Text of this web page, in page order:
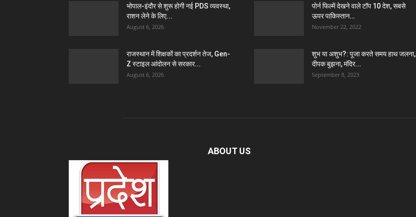
भोपाल-इंदौर से शुरू होगी नई PDS व्यवस्था,
राशन लेने के लिए...
August 6, 2026
राजस्थान में शिक्षकों का प्रदर्शन तेज, Gen-
Z स्टाइल आंदोलन से सरकार...
August 6, 2026
पोर्न फिल्में देखने वाले टॉप 10 देश, सबसे
ऊपर पाकिस्तान…
November 22, 2022
शुभ या अशुभ?: पूजा करते समय हाथ जलना,
दीपक बुझना, मंदिर...
September 8, 2023
ABOUT US